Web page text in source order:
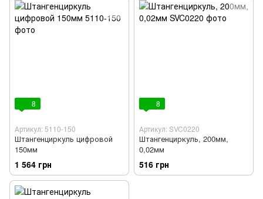
8
Артикул: 5110-150
Штангенциркуль цифровой
150мм
1 564 грн
8
Артикул: SVC0220
Штангенциркуль, 200мм,
0,02мм
516 грн